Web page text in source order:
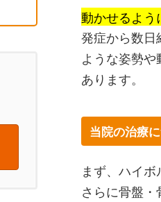
動かせるよう
発症から数日
ような姿勢
あります。
当院の治療
まず、ハイ
さらに骨盤